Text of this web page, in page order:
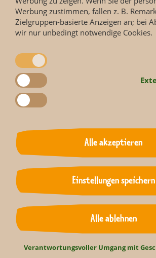
In Südamerika werden Gürteltiere
wegen ihres wohlschmeckenden Fleisches
industrielle, auf Export ausgerichtete
mit ihren Reis-, Soja-, Nutzholz- und
Lebensräume der Gürteltiere vor. Und
von Erdöl und anderer Bodenschätze
Lebensräume der Tiere großflächig und
Zusätzlich steigt der Einsatz von Pestiziden
Landwirtschaft, wodurch Insekten, die
Straßenverkehrs und streunender
Die geplanten Artenschutzmaßnahmen
Riesengürteltiere, die mit bis zu 1,5
60 kg Gewicht, größten Vertreter, haben
Schwäche für Bienenlarven. Diese wird
Verhängnis, denn als Plünderer von
sie intensiv bejagt oder vergiftet. Durch
Zerstörung ihres natürlichen
Futterressourcen steigen die Übergriffe
Bienenstöcke. Daher soll ihr Lebensraum
Werbung zustimmen, fallen z. B.
Zielgruppen-basierte Anzeigen an; bei
wir nur unbedingt notwendige Cookies.
Alle akzeptieren
Einstellungen speichern
Alle ablehnen
Verantwortungsvoller Umgang mit